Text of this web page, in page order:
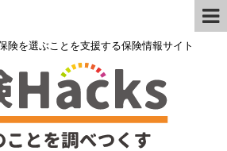
険を選ぶことを支援する保険情報サイト